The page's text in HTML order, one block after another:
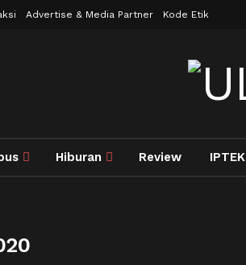
Advertise & Media Partner Kode Etik
Hiburan Review IPTEK